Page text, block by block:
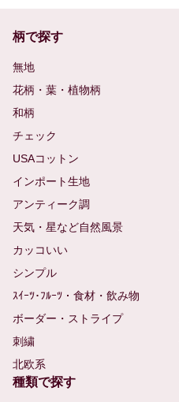
柄で探す
無地
花柄・葉・植物柄
和柄
チェック
USAコットン
インポート生地
アンティーク調
天気・星など自然風景
カッコいい
シンプル
ｽｲｰﾂ･ﾌﾙｰﾂ・食材・飲み物
ボーダー・ストライプ
刺繍
北欧系
種類で探す